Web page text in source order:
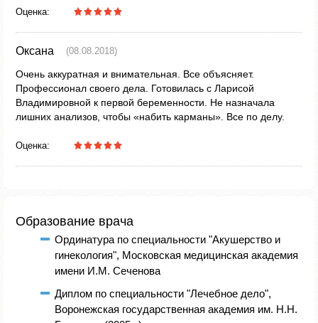
Оценка:
Оксана (08.08.2018)
Очень аккуратная и внимательная. Все объясняет.
Профессионал своего дела. Готовилась с Ларисой
Владимировной к первой беременности. Не назначала
лишних анализов, чтобы «набить карманы». Все по делу.
Оценка:
Образование врача
Ординатура по специальности "Акушерство и
гинекология", Московская медицинская академия
имени И.М. Сеченова
Диплом по специальности "Лечебное дело",
Воронежская государственная академия им. Н.Н.